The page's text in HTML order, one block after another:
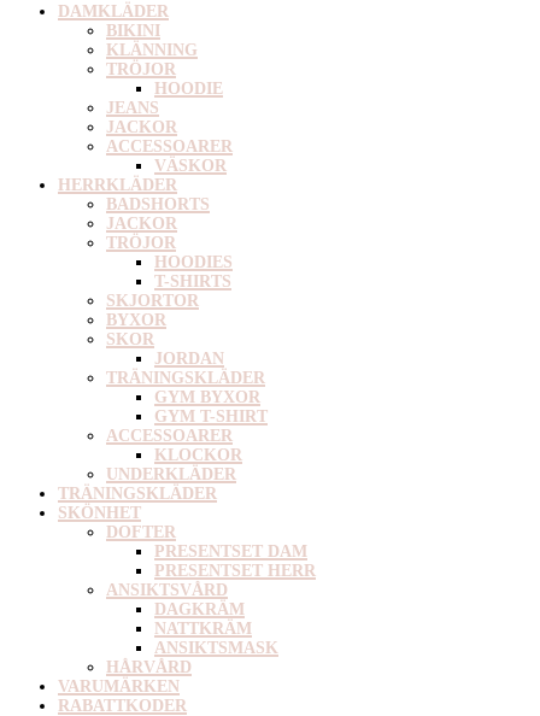
DAMKLÄDER
BIKINI
KLÄNNING
TRÖJOR
HOODIE
JEANS
JACKOR
ACCESSOARER
VÄSKOR
HERRKLÄDER
BADSHORTS
JACKOR
TRÖJOR
HOODIES
T-SHIRTS
SKJORTOR
BYXOR
SKOR
JORDAN
TRÄNINGSKLÄDER
GYM BYXOR
GYM T-SHIRT
ACCESSOARER
KLOCKOR
UNDERKLÄDER
TRÄNINGSKLÄDER
SKÖNHET
DOFTER
PRESENTSET DAM
PRESENTSET HERR
ANSIKTSVÅRD
DAGKRÄM
NATTKRÄM
ANSIKTSMASK
HÅRVÅRD
VARUMÄRKEN
RABATTKODER